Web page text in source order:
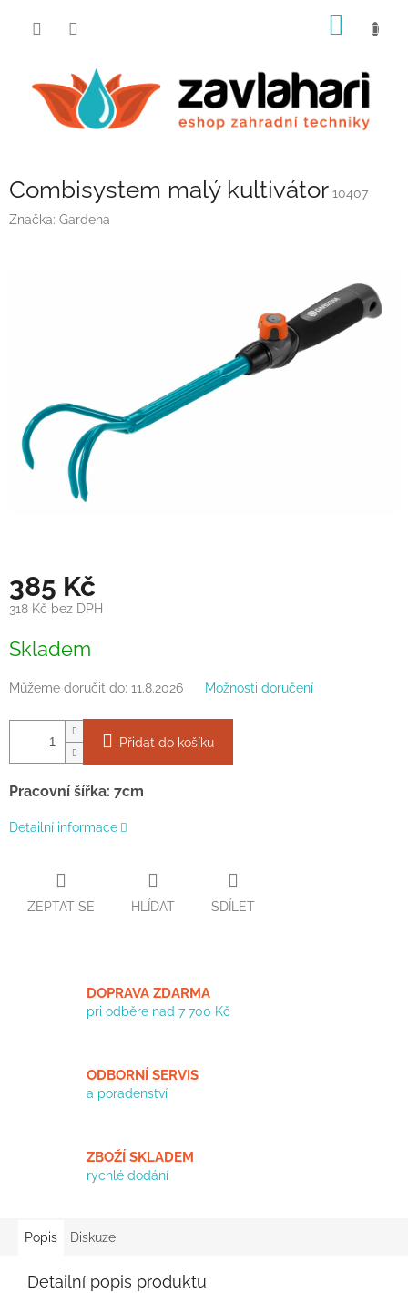
Combisystem malý kultivátor 10407
Značka: Gardena
385 Kč
318 Kč bez DPH
cena:
Skladem
Můžeme doručit do: 11.8.2026 Možnosti doručení
Přidat do košíku
Pracovní šířka: 7cm
Detailní informace
ZEPTAT SE HLÍDAT SDÍLET
DOPRAVA ZDARMA
pri odběre nad 7 700 Kč
ODBORNÍ SERVIS
a poradenství
ZBOŽÍ SKLADEM
rychlé dodání
Popis Diskuze
Detailní popis produktu